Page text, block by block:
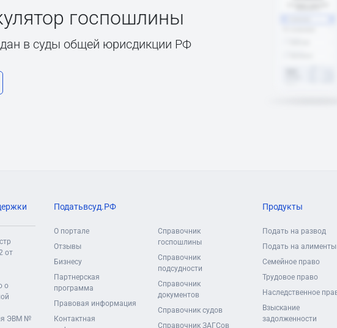
госпошлины
в суды общей юрисдикции РФ
от
о
ЭВМ №
Податьвсуд.РФ
О портале
Отзывы
Бизнесу
Партнерская
программа
Правовая информация
Контактная
Справочник
госпошлины
Справочник
подсудности
Справочник
документов
Справочник судов
Справочник ЗАГСов
Продукты
Подать на развод
Подать на алименты
Семейное право
Трудовое право
Наследственное
Взыскание
задолженности